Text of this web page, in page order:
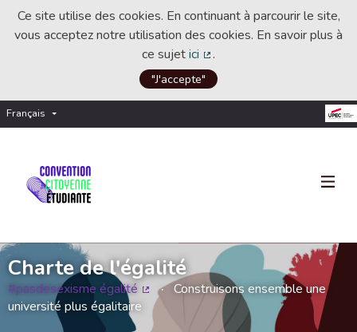
Ce site utilise des cookies. En continuant à parcourir le site,
vous acceptez notre utilisation des cookies. En savoir plus à
ce sujetici
(Lien externe)
.
"J'accepte"
Français Choisir la langue
Charte de l'égalité
#pasdesexisme égalité
(Lien externe)
Construisons ensemble une
université plus égalitaire